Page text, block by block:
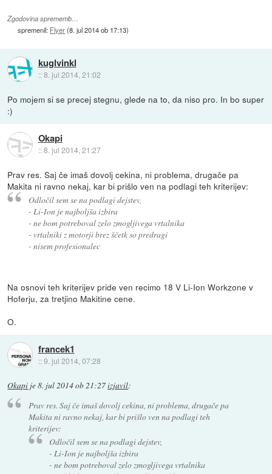
Zgodovina sprememb…
spremenil: Flyer(8. jul 2014 ob 17:13)
kuglvinkl
::8. jul 2014, 21:02
Po mojem si se precej stegnu, glede na to, da niso pro. In bo super
:)
Okapi
::8. jul 2014, 21:27
Prav res. Saj če imaš dovolj cekina, ni problema, drugače pa
Makita ni ravno nekaj, kar bi prišlo ven na podlagi teh kriterijev:
Odločil sem se na podlagi dejstev,
- Li-Ion je najboljša izbira
- ne bom potreboval zelo zmogljivega vrtalnika
- vrtalniki z motorji brez ščetk so predragi
- nisem profesionalec
Na osnovi teh kriterijev pride ven recimo 18 V Li-Ion Workzone v
Hoferju, za tretjino Makitine cene.
O.
francek1
::9. jul 2014, 07:28
Okapi je8. jul 2014 ob 21:27izjavil:
Prav res. Saj če imaš dovolj cekina, ni problema, drugače pa
Makita ni ravno nekaj, kar bi prišlo ven na podlagi teh
kriterijev:
Odločil sem se na podlagi dejstev,
- Li-Ion je najboljša izbira
- ne bom potreboval zelo zmogljivega vrtalnika